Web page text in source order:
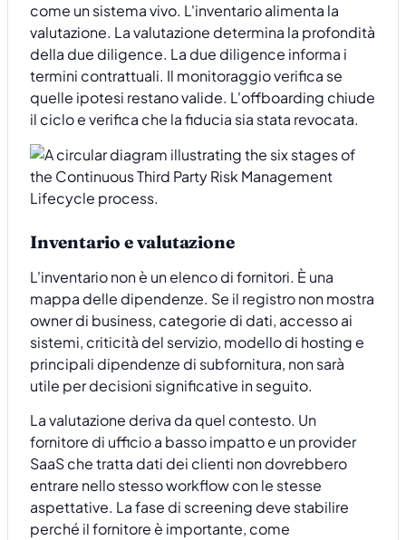
come un sistema vivo. L'inventario alimenta la
valutazione. La valutazione determina la profondità
della due diligence. La due diligence informa i
termini contrattuali. Il monitoraggio verifica se
quelle ipotesi restano valide. L'offboarding chiude
il ciclo e verifica che la fiducia sia stata revocata.
Inventario e valutazione
L'inventario non è un elenco di fornitori. È una
mappa delle dipendenze. Se il registro non mostra
owner di business, categorie di dati, accesso ai
sistemi, criticità del servizio, modello di hosting e
principali dipendenze di subfornitura, non sarà
utile per decisioni significative in seguito.
La valutazione deriva da quel contesto. Un
fornitore di ufficio a basso impatto e un provider
SaaS che tratta dati dei clienti non dovrebbero
entrare nello stesso workflow con le stesse
aspettative. La fase di screening deve stabilire
perché il fornitore è importante, come